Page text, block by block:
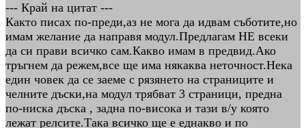
--- Край на цитат ---
Както писах по-преди,аз не мога да идвам съботите,но
имам желание да направя модул.Предлагам НЕ всеки
да си прави всичко сам.Какво имам в предвид.Ако
тръгнем да режем,все ще има някаква неточност.Нека
един човек да се заеме с рязянето на страниците и
челните дъски,на модул трябват 3 страници, предна
по-ниска дъска , задна по-висока и тази в/у която
лежат релсите.Така всичко ще е еднакво и по